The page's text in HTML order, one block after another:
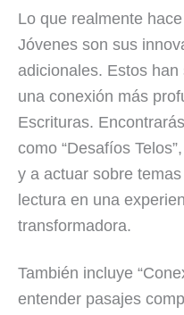
Lo que realmente
Jóvenes son sus
adicionales. Estos
una conexión más
Escrituras.
como “Desafíos
y a actuar sobre
lectura en una
transformadora.
También incluye
entender pasajes